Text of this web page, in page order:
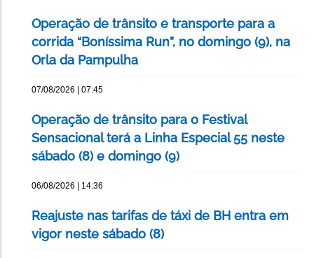
Operação de trânsito e transporte para a
corrida “Boníssima Run”, no domingo (9), na
Orla da Pampulha
07/08/2026 | 07:45
Operação de trânsito para o Festival
Sensacional terá a Linha Especial 55 neste
sábado (8) e domingo (9)
06/08/2026 | 14:36
Reajuste nas tarifas de táxi de BH entra em
vigor neste sábado (8)